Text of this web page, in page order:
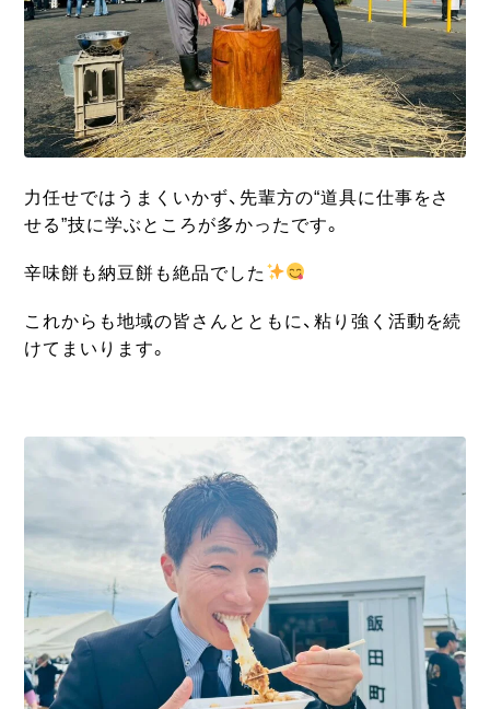
力任せではうまくいかず、先輩方の“道具に仕事をさ
せる”技に学ぶところが多かったです。
辛味餅も納豆餅も絶品でした
これからも地域の皆さんとともに、粘り強く活動を続
けてまいります。